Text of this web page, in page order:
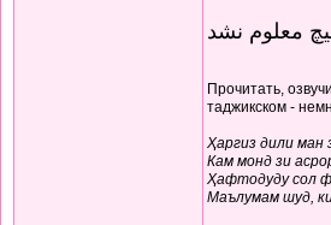
معلوم نشد
Прочитать,
таджикском -
Ҳаргиз дили ман
Кам монд зи
Ҳафтодуду сол
Маълумам шуд,